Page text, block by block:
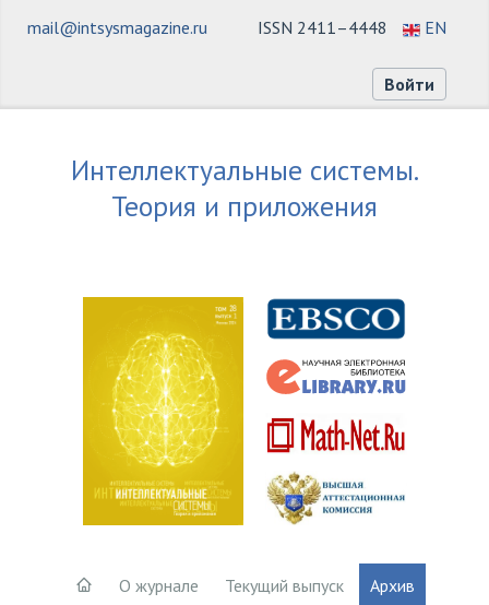
ISSN 2411–4448 EN
mail@intsysmagazine.ru
Войти
Интеллектуальные системы.
Теория и приложения
О журнале Текущий выпуск
Архив